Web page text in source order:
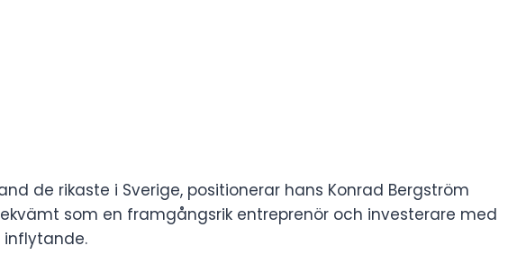
de rikaste i Sverige, positionerar hans Konrad Bergström
som en framgångsrik entreprenör och investerare med
inflytande.